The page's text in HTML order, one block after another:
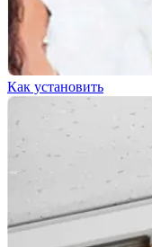
Как установить